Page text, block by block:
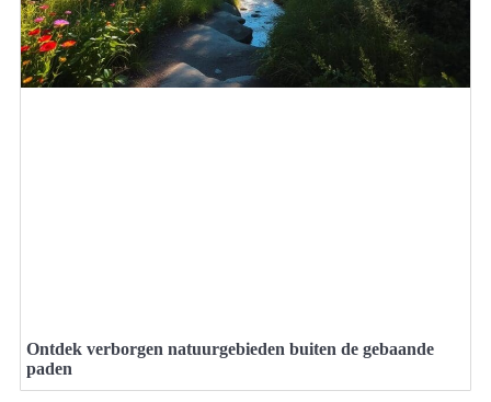
Ontdek verborgen natuurgebieden buiten de gebaande
paden